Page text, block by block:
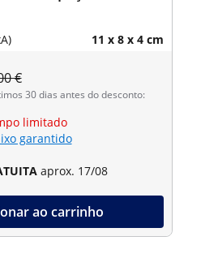
11 x 8 x 4 cm
€
30 dias antes do desconto:
limitado
garantido
aprox. 17/08
ao carrinho